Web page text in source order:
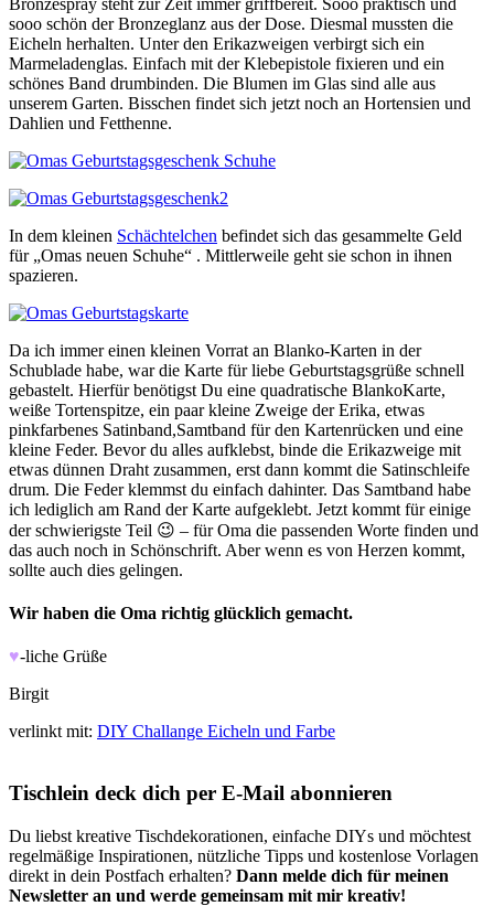
sooo schön der Bronzeglanz aus der Dose. Diesmal mussten die
Eicheln herhalten. Unter den Erikazweigen verbirgt sich ein
Marmeladenglas. Einfach mit der Klebepistole fixieren und ein
schönes Band drumbinden. Die Blumen im Glas sind alle aus
unserem Garten. Bisschen findet sich jetzt noch an Hortensien und
Dahlien und Fetthenne.
In dem kleinen Schächtelchen befindet sich das gesammelte Geld
für „Omas neuen Schuhe“ . Mittlerweile geht sie schon in ihnen
spazieren.
Da ich immer einen kleinen Vorrat an Blanko-Karten in der
Schublade habe, war die Karte für liebe Geburtstagsgrüße schnell
gebastelt. Hierfür benötigst Du eine quadratische BlankoKarte,
weiße Tortenspitze, ein paar kleine Zweige der Erika, etwas
pinkfarbenes Satinband,Samtband für den Kartenrücken und eine
kleine Feder. Bevor du alles aufklebst, binde die Erikazweige mit
etwas dünnen Draht zusammen, erst dann kommt die Satinschleife
drum. Die Feder klemmst du einfach dahinter. Das Samtband habe
ich lediglich am Rand der Karte aufgeklebt. Jetzt kommt für einige
der schwierigste Teil 😉 – für Oma die passenden Worte finden und
das auch noch in Schönschrift. Aber wenn es von Herzen kommt,
sollte auch dies gelingen.
Wir haben die Oma richtig glücklich gemacht.
♥-liche Grüße
Birgit
verlinkt mit: DIY Challange Eicheln und Farbe
Tischlein deck dich per E-Mail abonnieren
Du liebst kreative Tischdekorationen, einfache DIYs und möchtest
regelmäßige Inspirationen, nützliche Tipps und kostenlose Vorlagen
direkt in dein Postfach erhalten? Dann melde dich für meinen
Newsletter an und werde gemeinsam mit mir kreativ!